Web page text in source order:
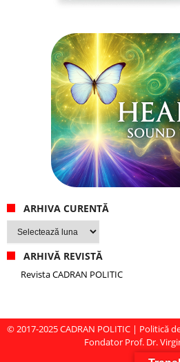
ARHIVA CURENTĂ
Arhiva
curentă
ARHIVĂ REVISTĂ
Revista CADRAN POLITIC
© 2017-2025CADRAN POLITIC | Politică
Fondator Prof. Dr.